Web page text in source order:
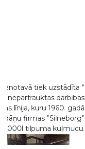
tiek uzstādīta ”
nepārtrauktās darbības
līnija, kuru 1960. gadā
dāņu firmas ”Silneborg”
4000l tilpuma kuļmucu.